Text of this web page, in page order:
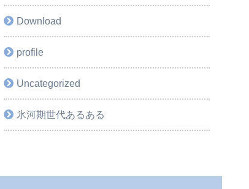
Download
profile
Uncategorized
氷河期世代あるある